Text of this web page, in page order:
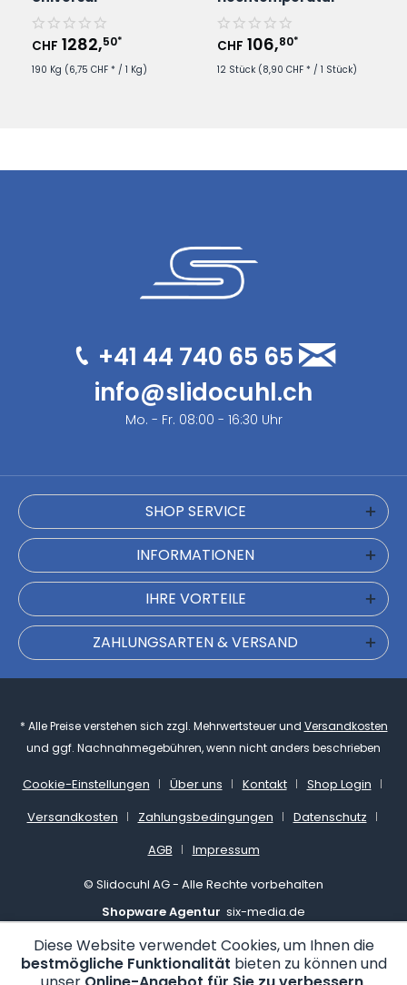
Kühlschmierstoff im
190Kg/Fass
CHF 1282,50*
190 Kg (6,75 CHF * / 1 Kg)
Schmierstoff - 400ml
Spraydose
CHF 106,80*
12 Stück (8,90 CHF * / 1 Stück)
+41 44 740 65 65
info@slidocuhl.ch
Mo. - Fr. 08:00 - 16:30 Uhr
SHOP SERVICE
INFORMATIONEN
IHRE VORTEILE
ZAHLUNGSARTEN & VERSAND
* Alle Preise verstehen sich zzgl. Mehrwertsteuer und Versandkosten
und ggf. Nachnahmegebühren, wenn nicht anders beschrieben
Cookie-Einstellungen Über uns Kontakt
Shop Login
Versandkosten
Zahlungsbedingungen
Datenschutz
AGB
Impressum
© Slidocuhl AG - Alle Rechte vorbehalten
Shopware Agentur six-media.de
Diese Website verwendet Cookies, um Ihnen die
bestmögliche Funktionalität bieten zu können und